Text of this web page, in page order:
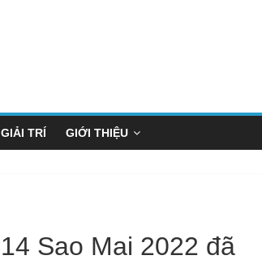
GIẢI TRÍ GIỚI THIỆU
Sao Mai 2022 đã